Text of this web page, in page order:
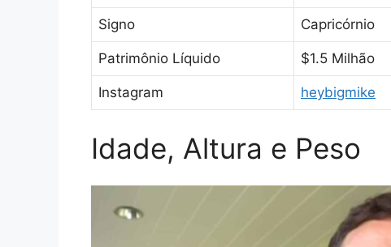
Signo Capricórnio
Patrimônio Líquido $1.5 Milhão
Instagram heybigmike
Idade, Altura e Peso